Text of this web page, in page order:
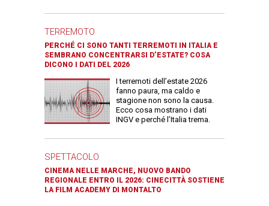
TERREMOTO
PERCHÉ CI SONO TANTI TERREMOTI IN ITALIA E
SEMBRANO CONCENTRARSI D’ESTATE? COSA
DICONO I DATI DEL 2026
I terremoti dell’estate 2026
fanno paura, ma caldo e
stagione non sono la causa.
Ecco cosa mostrano i dati
INGV e perché l’Italia trema.
SPETTACOLO
CINEMA NELLE MARCHE, NUOVO BANDO
REGIONALE ENTRO IL 2026: CINECITTÀ SOSTIENE
LA FILM ACADEMY DI MONTALTO